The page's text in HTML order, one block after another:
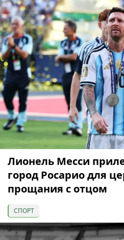
Лионель Месси
город Росарио для
прощания с отцом
СПОРТ